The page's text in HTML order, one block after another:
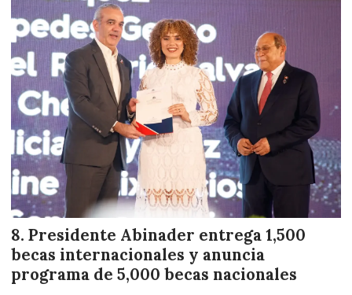
Presidente Abinader entrega 1,500
becas internacionales y anuncia
programa de 5,000 becas nacionales